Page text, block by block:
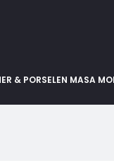
& PORSELEN MASA